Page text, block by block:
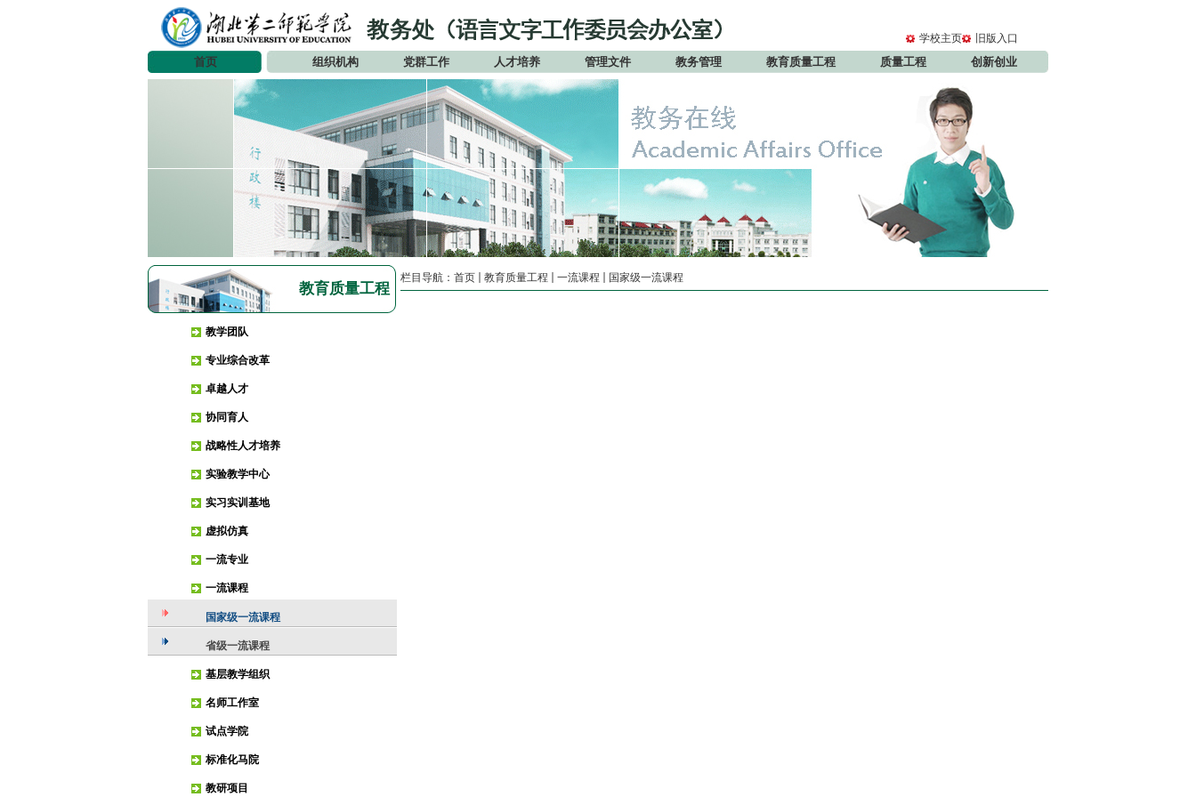
学校主页 旧版入口
首页 组织机构 党群工作 人才培养 管理文件 教务管理 教育质量工程 质量工程 创新创业
教育质量工程
教学团队
专业综合改革
卓越人才
协同育人
战略性人才培养
实验教学中心
实习实训基地
虚拟仿真
一流专业
一流课程
国家级一流课程
省级一流课程
基层教学组织
名师工作室
试点学院
标准化马院
教研项目
栏目导航： 首页 教育质量工程 一流课程 国家级一流课程